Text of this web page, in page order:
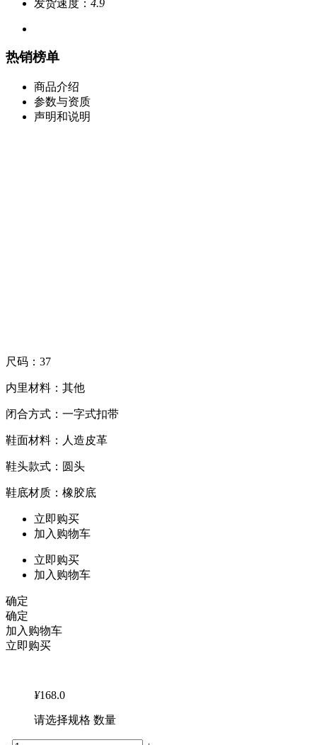
发货速度： 4.9
热销榜单
商品介绍
参数与资质
声明和说明
尺码：37
内里材料：其他
闭合方式：一字式扣带
鞋面材料：人造皮革
鞋头款式：圆头
鞋底材质：橡胶底
立即购买
加入购物车
立即购买
加入购物车
确定
确定
加入购物车
立即购买
¥168.0
请选择规格 数量